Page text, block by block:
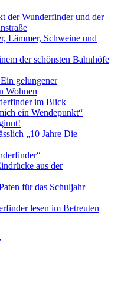
der Wunderfinder und der
Lämmer, Schweine und
der schönsten Bahnhöfe
gelungener
Wohnen
im Blick
ein Wendepunkt“
„10 Jahre Die
aus der
für das Schuljahr
lesen im Betreuten